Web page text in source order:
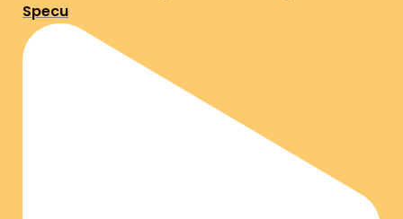
Specu